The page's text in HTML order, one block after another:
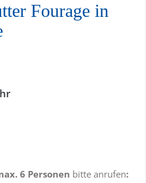
Fourage in
6 Personen bitte anrufen: